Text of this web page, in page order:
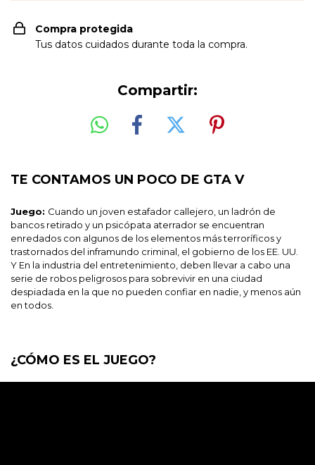
Compra protegida
Tus datos cuidados durante toda la compra.
Compartir:
TE CONTAMOS UN POCO DE GTA V
Juego: Cuando un joven estafador callejero, un ladrón de
bancos retirado y un psicópata aterrador se encuentran
enredados con algunos de los elementos más terroríficos y
trastornados del inframundo criminal, el gobierno de los EE. UU.
Y En la industria del entretenimiento, deben llevar a cabo una
serie de robos peligrosos para sobrevivir en una ciudad
despiadada en la que no pueden confiar en nadie, y menos aún
en todos.
¿CÓMO ES EL JUEGO?